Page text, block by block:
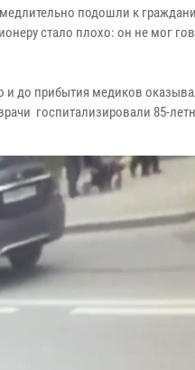
подошли к
стало плохо: он не мог
и до прибытия медиков
госпитализировали 85-